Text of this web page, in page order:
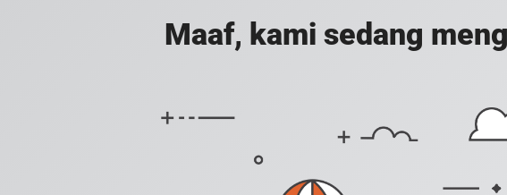
Maaf, kami sedang